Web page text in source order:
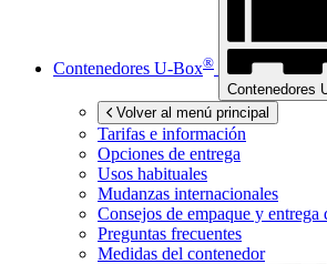
Contenedores U-Box®
Contenedores
Volver al menú principal
Tarifas e información
Opciones de entrega
Usos habituales
Mudanzas internacionales
Consejos de empaque y entrega
Preguntas frecuentes
Medidas del contenedor